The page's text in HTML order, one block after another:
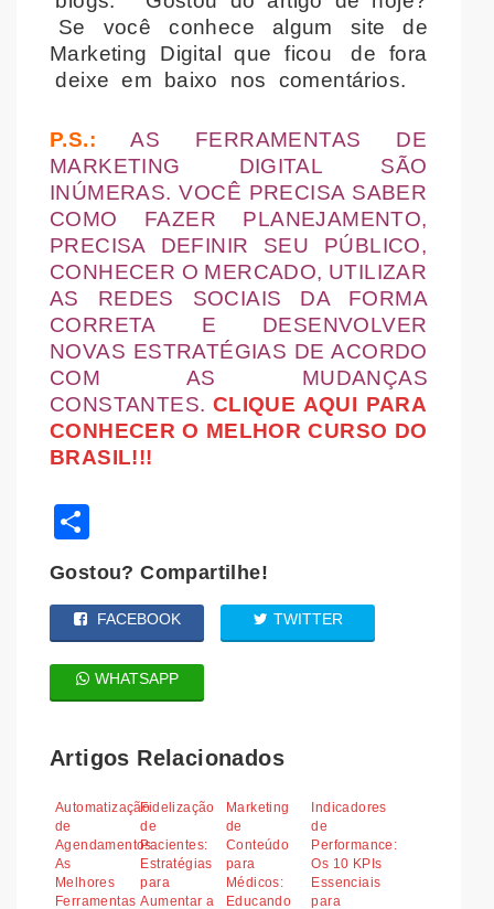
Se você conhece algum site de
Marketing Digital que ficou de fora
deixe em baixo nos comentários.
P.S.:
AS FERRAMENTAS DE
MARKETING DIGITAL SÃO
INÚMERAS. VOCÊ PRECISA SABER
COMO FAZER PLANEJAMENTO,
PRECISA DEFINIR SEU PÚBLICO,
CONHECER O MERCADO, UTILIZAR
AS REDES SOCIAIS DA FORMA
CORRETA E DESENVOLVER
NOVAS ESTRATÉGIAS DE ACORDO
COM AS MUDANÇAS
CONSTANTES. CLIQUE AQUI PARA
CONHECER O MELHOR CURSO DO
BRASIL!!!
Gostou? Compartilhe!
FACEBOOK TWITTER
WHATSAPP
Artigos Relacionados
Automatização
de
Agendamentos:
As
Melhores
Ferramentas
Fidelização
de
Pacientes:
Estratégias
para
Aumentar a
Marketing
de
Conteúdo
para
Médicos:
Educando
Indicadores
de
Performance:
Os 10 KPIs
Essenciais
para